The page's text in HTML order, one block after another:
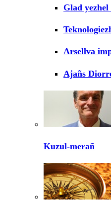
Glad
Arsellva
Ajañs
Kuzul-merañ